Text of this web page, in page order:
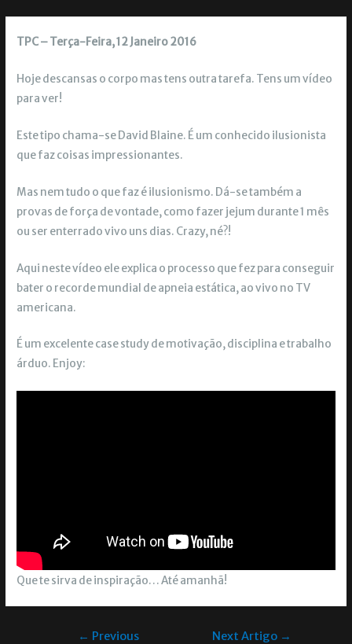
TPC – Terça-Feira, 12 Janeiro 2016
Hoje descansas o corpo mas tens outra tarefa. Tens um vídeo
para ver!
Este tipo chama-se David Blaine. É um conhecido ilusionista
que faz coisas impressionantes.
Mas nem tudo o que faz é ilusionismo. Dá-se também a
provas de força de vontade, como fazer jejum durante 1 mês
ou ser enterrado vivo uns dias. Crazy, né?!
Aqui neste vídeo ele explica o processo que fez para conseguir
bater o recorde mundial de apneia estática, ao vivo no TV
americana.
É um excelente case study de motivação, disciplina e trabalho
árduo. Enjoy:
Que te sirva de inspiração… Até amanhã!
← Previous
Next Artigo →